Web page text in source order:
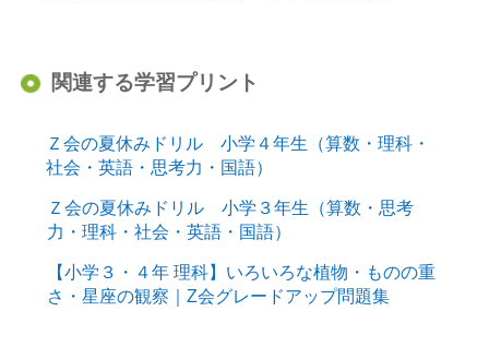
関連する学習プリント
Ｚ会の夏休みドリル 小学４年生（算数・理科・
社会・英語・思考力・国語）
Ｚ会の夏休みドリル 小学３年生（算数・思考
力・理科・社会・英語・国語）
【小学３・４年 理科】いろいろな植物・ものの重
さ・星座の観察｜Z会グレードアップ問題集